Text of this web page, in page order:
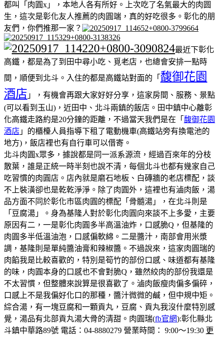
都叫「肉圓x」，本地人各有所好。上次吃了名氣最大的肉圆
生，這次是彰化友人推薦的肉圓端，真的好吃很多。彰化的朋
友們，你們推那一家？
最近下彰化
高鐵，都是為了到田中尋小吃、覓老店，也總會安排一點時
間，順便到北斗。入住的都是高鐵站對面的「 馥御花園
酒店 」，有機會再跟大家好好分享，這家房間、服務、景點
(可以看到玉山)，近田中、北斗兩鎮的飯店。田中鎮中心離彰
化高鐵走路約是20分鐘的距離，不過當天我們是在「 馥御花園
酒店 」的櫃檯人員指導下租了電動機車(高鐵站旁有換電池的
地方)，飯店裡也有自行車可以借寄。
北斗肉圓x眾多，據說都是同一派系源流，經過百來年的分枝
散葉，誰是正統一時半刻也說不清，每個北斗也都有幾家自己
吃習慣的肉圓店。 店內就是磨石地板、白磚牆的老店標配，談
不上裝潢卻也是乾乾淨淨。 除了肉圓外，這裡也有滷肉飯，湯
品方面不同於彰化市區肉圓的標配「骨髓湯」，在北斗則是
「豆腐湯」。 身為基隆人對於彰化肉圓向來談不上多愛，主要
原因有二，一是彰化肉圓多半高溫油炸，口感脆Q，但基隆的
肉圓多半低溫油泡，口感偏軟綿。二是醬汁，南部會用米漿
調，基隆則是單純醬油膏和辣椒醬。不過說來，這家肉圓瑞的
肉餡我是比較喜歡的，特別是筍竹的部份口感、味道都有基隆
的味，肉圓本身的口感也不會對脆Q，雖然絞肉的部份我還是
不太習慣，但整體來說算是很喜歡了。 滷肉飯瘦肉偏多偏碎，
口感上不是我偏好化口的那種，醬汁微微的鹹，但中規中矩。
綜合湯，有一塊豆腐和一顆貢丸，豆腐、貢丸我沒什麼特別感
覺，湯品有北部貢丸湯大骨的清甜。 肉圓瑞(fb官網):彰化縣北
斗鎮中華路89號 電話：04-8880279 營業時間： 9:00～19:30 更